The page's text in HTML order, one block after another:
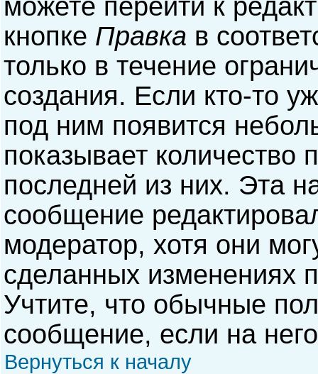
можете перейти к
кнопке Правка в
только в течение
создания. Если кто-то
под ним появится
показывает количество
последней из них. Эта
сообщение
модератор, хотя они
сделанных изменениях
Учтите, что обычные
сообщение, если на
Вернуться к началу